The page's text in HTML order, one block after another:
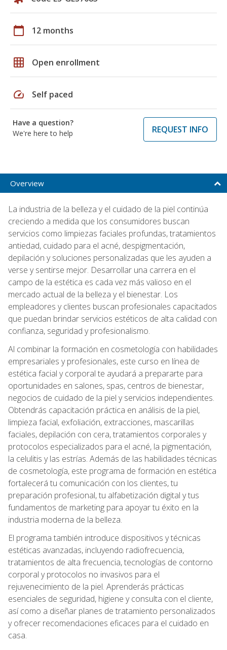
calendar_today 12 months
grid_on Open enrollment
speed Self paced
Have a question?
We're here to help
REQUEST INFO
Overview
La industria de la belleza y el cuidado de la piel continúa
creciendo a medida que los consumidores buscan
servicios como limpiezas faciales profundas, tratamientos
antiedad, cuidado para el acné, despigmentación,
depilación y soluciones personalizadas que les ayuden a
verse y sentirse mejor. Desarrollar una carrera en el
campo de la estética es cada vez más valioso en el
mercado actual de la belleza y el bienestar. Los
empleadores y clientes buscan profesionales capacitados
que puedan brindar servicios estéticos de alta calidad con
confianza, seguridad y profesionalismo.
Al combinar la formación en cosmetología con habilidades
empresariales y profesionales, este curso en línea de
estética facial y corporal te ayudará a prepararte para
oportunidades en salones, spas, centros de bienestar,
negocios de cuidado de la piel y servicios independientes.
Obtendrás capacitación práctica en análisis de la piel,
limpieza facial, exfoliación, extracciones, mascarillas
faciales, depilación con cera, tratamientos corporales y
protocolos especializados para el acné, la pigmentación,
la celulitis y las estrías. Además de las habilidades técnicas
de cosmetología, este programa de formación en estética
fortalecerá tu comunicación con los clientes, tu
preparación profesional, tu alfabetización digital y tus
fundamentos de marketing para apoyar tu éxito en la
industria moderna de la belleza.
El programa también introduce dispositivos y técnicas
estéticas avanzadas, incluyendo radiofrecuencia,
tratamientos de alta frecuencia, tecnologías de contorno
corporal y protocolos no invasivos para el
rejuvenecimiento de la piel. Aprenderás prácticas
esenciales de seguridad, higiene y consulta con el cliente,
así como a diseñar planes de tratamiento personalizados
y ofrecer recomendaciones eficaces para el cuidado en
casa.